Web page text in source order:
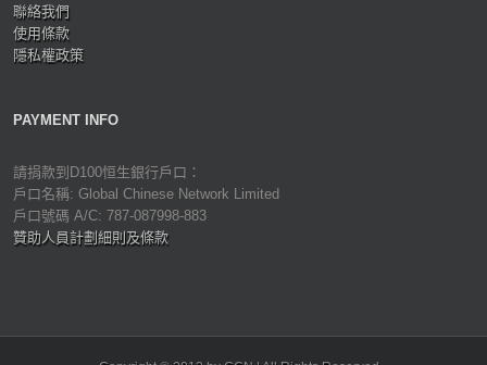
聯絡我們
使用條款
隱私權政策
PAYMENT INFO
請捐款到D100恒生銀行戶口：
戶口名稱: Global Chinese Network Limited
戶口號碼 A/C: 787-087998-883
贊助人員計劃細則及條款